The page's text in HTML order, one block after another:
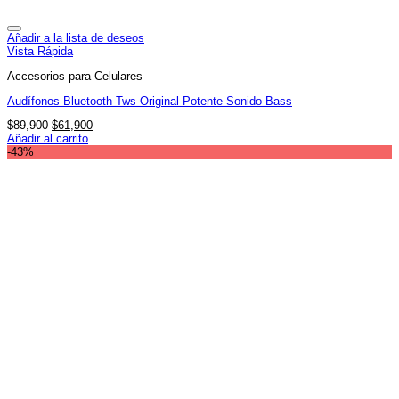
Añadir a la lista de deseos
Vista Rápida
Accesorios para Celulares
Audífonos Bluetooth Tws Original Potente Sonido Bass
$89,900 El
precio
$61,900El
Añadir al carrito
-43%